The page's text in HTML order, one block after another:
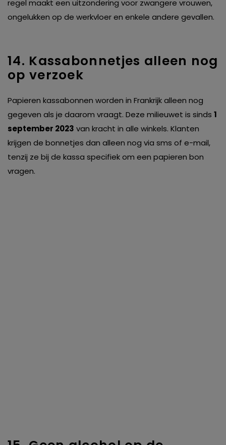
van derde partijen om gepersonaliseerde advertenties te
tonen en/of de inhoud van de advertenties op je
doorgaan’ dan ga je akkoord met het gebruik van alle
cookies zoals omschreven in onze
regel maakt een uitzondering voor zwangere vrouwen,
ongelukken op de werkvloer en enkele andere gevallen.
14. Kassabonnetjes alleen nog
op verzoek
Papieren kassabonnen worden in Frankrijk alleen nog
gegeven als je daarom vraagt. Deze milieuwet is sinds 1
september 2023 van kracht in alle winkels. Klanten
krijgen de bonnetjes dan alleen nog via sms of e-mail,
tenzij ze bij de kassa specifiek om een papieren bon
vragen.